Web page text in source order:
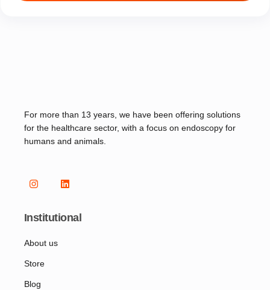
For more than 13 years, we have been offering solutions
for the healthcare sector, with a focus on endoscopy for
humans and animals.
Institutional
About us
Store
Blog